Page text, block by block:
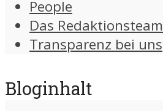
People
Das Redaktionsteam
Transparenz bei uns
Bloginhalt